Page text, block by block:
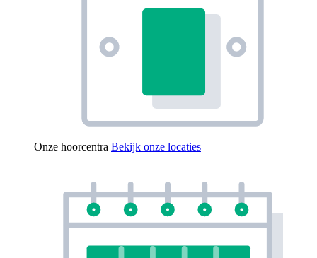
Onze hoorcentra Bekijk onze locaties